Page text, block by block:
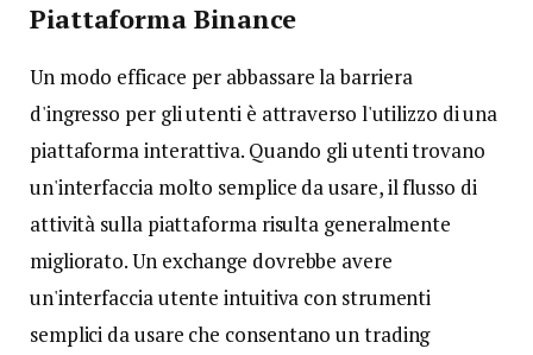
Piattaforma Binance
Un modo efficace per abbassare la barriera
d'ingresso per gli utenti è attraverso l'utilizzo di una
piattaforma interattiva. Quando gli utenti trovano
un'interfaccia molto semplice da usare, il flusso di
attività sulla piattaforma risulta generalmente
migliorato. Un exchange dovrebbe avere
un'interfaccia utente intuitiva con strumenti
semplici da usare che consentano un trading